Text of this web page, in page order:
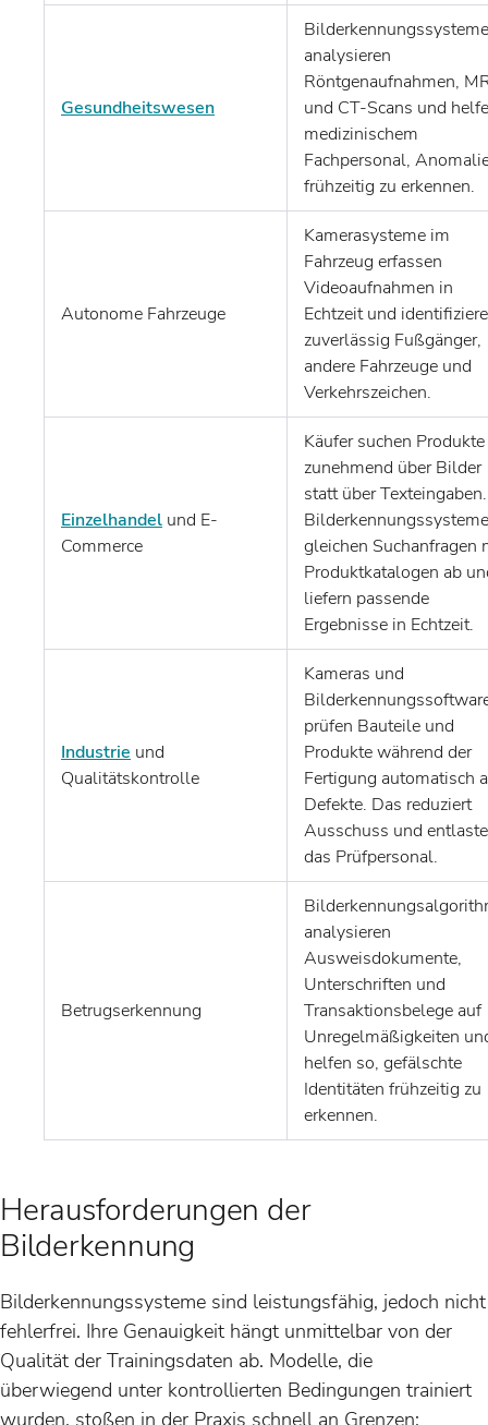
Gesundheitswesen
Bilderkennungssysteme
analysieren
Röntgenaufnahmen,
und CT-Scans und
medizinischem
Fachpersonal,
frühzeitig zu erkennen.
Autonome Fahrzeuge
Kamerasysteme im
Fahrzeug erfassen
Videoaufnahmen in
Echtzeit und
zuverlässig Fußgänger,
andere Fahrzeuge und
Verkehrszeichen.
Einzelhandel und E-
Commerce
Käufer suchen Produkte
zunehmend über Bilder
statt über Texteingaben.
Bilderkennungssysteme
gleichen Suchanfragen
Produktkatalogen ab
liefern passende
Ergebnisse in Echtzeit.
Industrie und
Qualitätskontrolle
Kameras und
prüfen Bauteile und
Produkte während der
Fertigung automatisch
Defekte. Das reduziert
Ausschuss und
das Prüfpersonal.
Betrugserkennung
analysieren
Ausweisdokumente,
Unterschriften und
Transaktionsbelege auf
Unregelmäßigkeiten
helfen so, gefälschte
Identitäten frühzeitig zu
erkennen.
Herausforderungen der
Bilderkennung
Bilderkennungssysteme sind leistungsfähig, jedoch nicht
fehlerfrei. Ihre Genauigkeit hängt unmittelbar von der
Qualität der Trainingsdaten ab. Modelle, die
überwiegend unter kontrollierten Bedingungen trainiert
wurden, stoßen in der Praxis schnell an Grenzen: